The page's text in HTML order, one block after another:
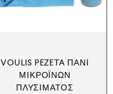
VOULIS PEZETA ΠΑΝΊ
ΜΙΚΡΟΪΝΏΝ
ΠΛΥΣΊΜΑΤΟΣ